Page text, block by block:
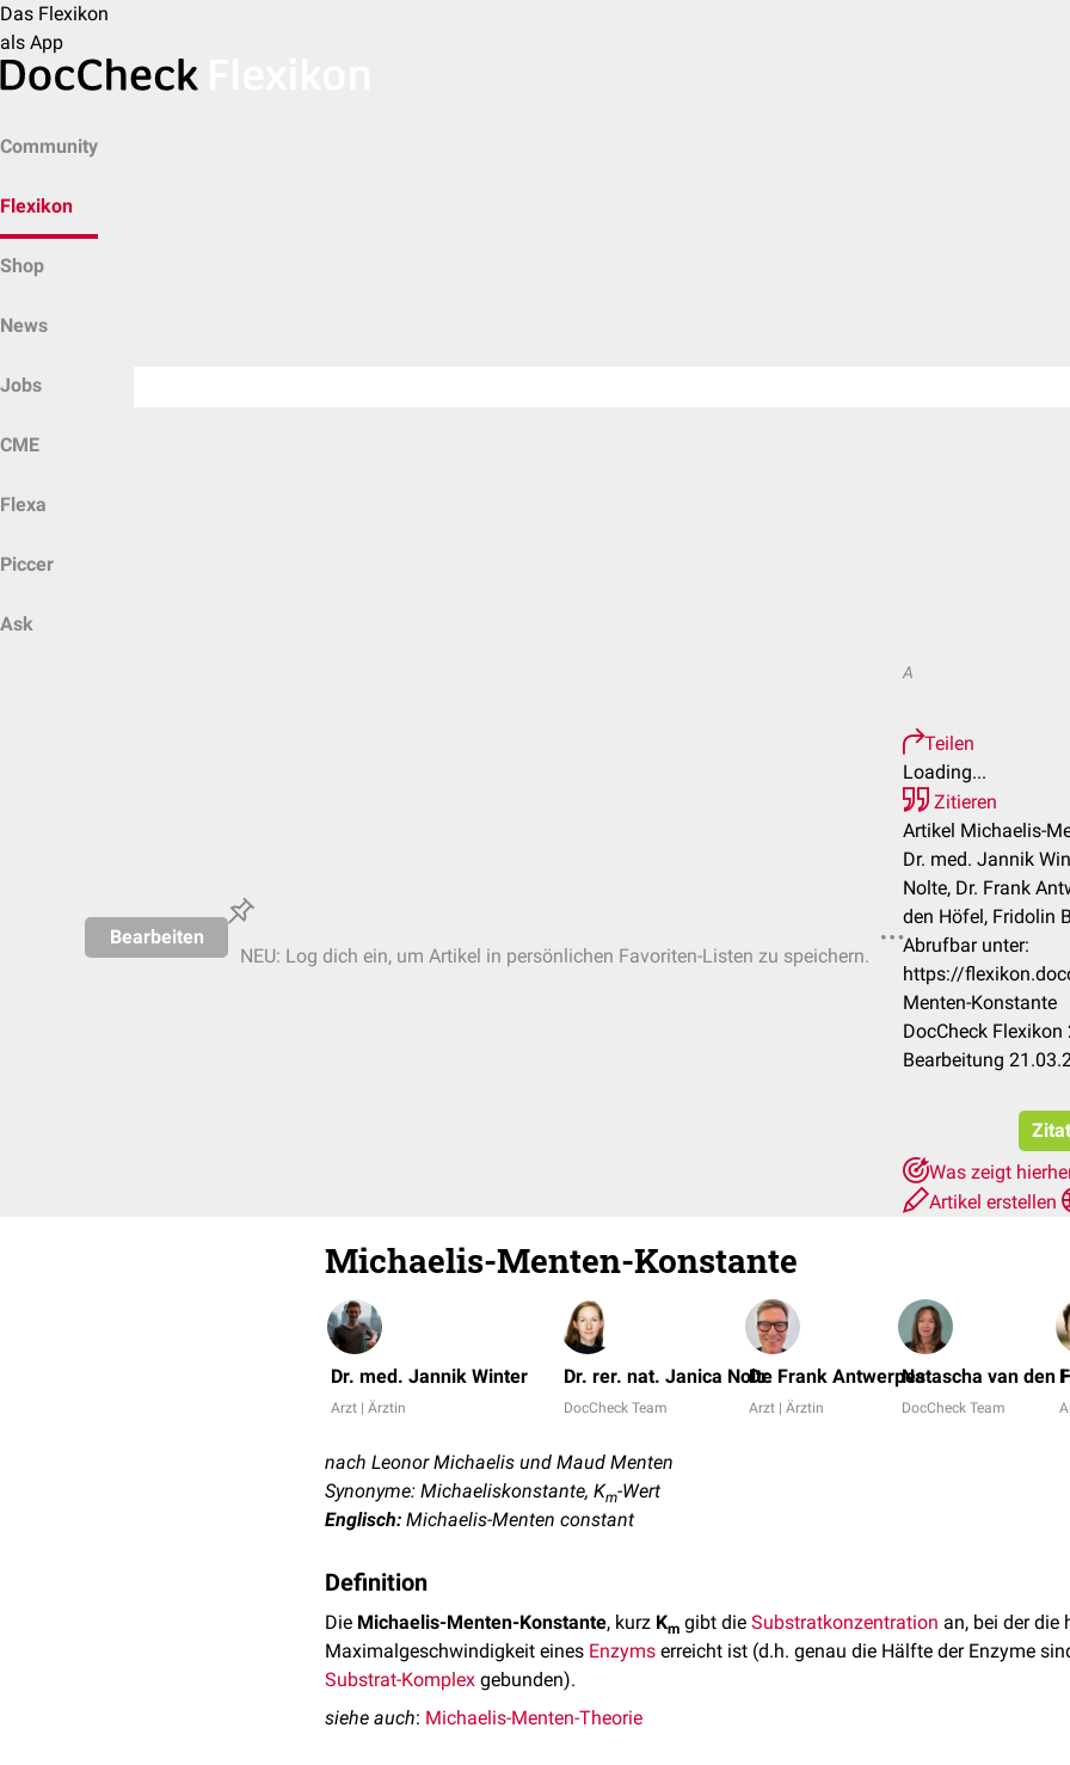
Das Flexikon
als App
Community
Flexikon
Shop
News
Jobs
CME
Flexa
Piccer
Ask
Bearbeiten
NEU: Log dich ein, um Artikel in persönlichen Favoriten-Listen zu speichern.
A
Teilen
Loading...
Zitieren
Artikel Michaelis-
Dr. med. Jannik
Nolte, Dr. Frank
den Höfel, Fridolin
Abrufbar unter:
https://
Menten-Konstante
DocCheck
Bearbeitung
Was zeigt
Artikel erstellen
Michaelis-Menten-Konstante
Dr. med. Jannik Winter
Arzt | Ärztin
Dr. rer. nat. Janica Nolte
DocCheck Team
Dr. Frank Antwerpes
Arzt | Ärztin
Natascha van den
DocCheck Team
nach Leonor Michaelis und Maud Menten
Synonyme: Michaeliskonstante, Km-Wert
Englisch: Michaelis-Menten constant
Definition
Die Michaelis-Menten-Konstante, kurz Km gibt die Substratkonzentration an, bei der die
Maximalgeschwindigkeit eines Enzyms erreicht ist (d.h. genau die Hälfte der Enzyme
Substrat-Komplex gebunden).
siehe auch: Michaelis-Menten-Theorie